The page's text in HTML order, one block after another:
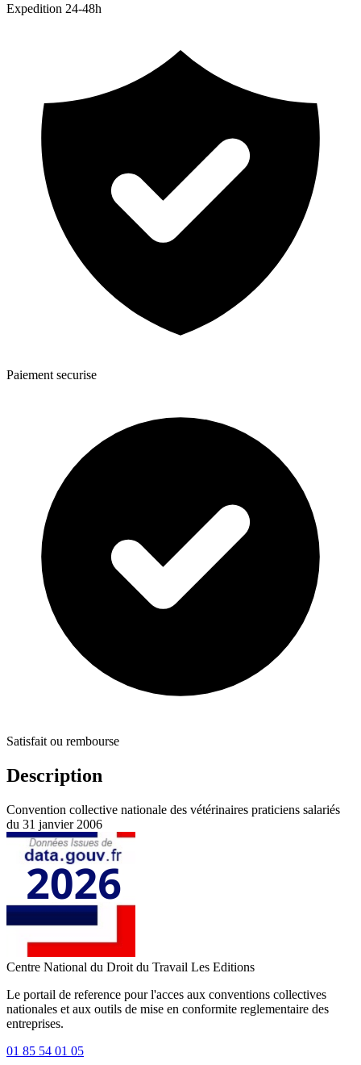
Expedition 24-48h
Paiement securise
Satisfait ou rembourse
Description
Convention collective nationale des vétérinaires praticiens salariés
du 31 janvier 2006
Centre National du Droit du Travail Les Editions
Le portail de reference pour l'acces aux conventions collectives
nationales et aux outils de mise en conformite reglementaire des
entreprises.
01 85 54 01 05